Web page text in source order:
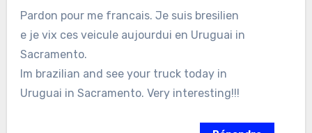
Pardon pour me francais. Je suis bresilien
e je vix ces veicule aujourdui en Uruguai in
Sacramento.
Im brazilian and see your truck today in
Uruguai in Sacramento. Very interesting!!!